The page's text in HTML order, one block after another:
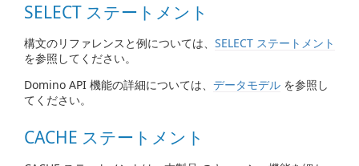
SELECT ステートメント
構文のリファレンスと例については、 SELECT ステートメント
を参照してください。
Domino API 機能の詳細については、 データモデル を参照し
てください。
CACHE ステートメント